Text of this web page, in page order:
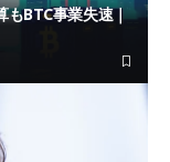
もBTC事業失速｜